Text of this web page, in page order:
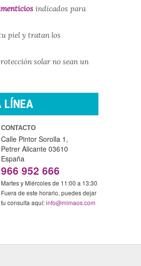
indicados para
piel y tratan los
solar no sean un
LÍNEA
CONTACTO
Calle Pintor Sorolla 1,
Petrer Alicante 03610
España
966 952 666
Martes y Miércoles de 11:00 a 13:30
Fuera de este horario, puedes dejar
tu consulta aquí:info@mimaos.com